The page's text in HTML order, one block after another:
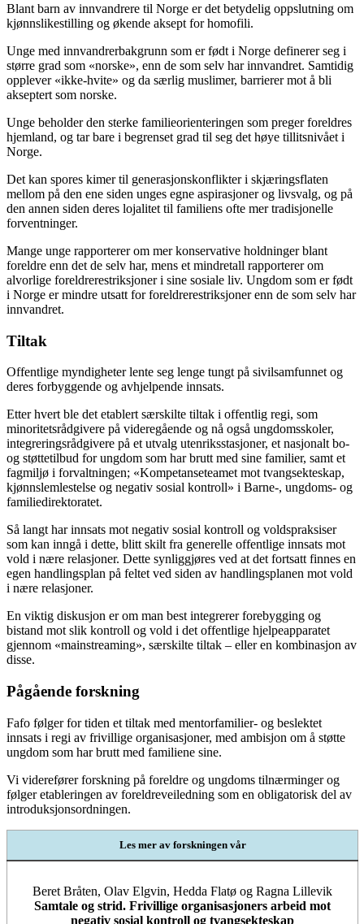
Blant barn av innvandrere til Norge er det betydelig oppslutning om
kjønnslikestilling og økende aksept for homofili.
Unge med innvandrerbakgrunn som er født i Norge definerer seg i
større grad som «norske», enn de som selv har innvandret. Samtidig
opplever «ikke-hvite» og da særlig muslimer, barrierer mot å bli
akseptert som norske.
Unge beholder den sterke familieorienteringen som preger foreldres
hjemland, og tar bare i begrenset grad til seg det høye tillitsnivået i
Norge.
Det kan spores kimer til generasjonskonflikter i skjæringsflaten
mellom på den ene siden unges egne aspirasjoner og livsvalg, og på
den annen siden deres lojalitet til familiens ofte mer tradisjonelle
forventninger.
Mange unge rapporterer om mer konservative holdninger blant
foreldre enn det de selv har, mens et mindretall rapporterer om
alvorlige foreldrerestriksjoner i sine sosiale liv. Ungdom som er født
i Norge er mindre utsatt for foreldrerestriksjoner enn de som selv har
innvandret.
Tiltak
Offentlige myndigheter lente seg lenge tungt på sivilsamfunnet og
deres forbyggende og avhjelpende innsats.
Etter hvert ble det etablert særskilte tiltak i offentlig regi, som
minoritetsrådgivere på videregående og nå også ungdomsskoler,
integreringsrådgivere på et utvalg utenriksstasjoner, et nasjonalt bo-
og støttetilbud for ungdom som har brutt med sine familier, samt et
fagmiljø i forvaltningen; «Kompetanseteamet mot tvangsekteskap,
kjønnslemlestelse og negativ sosial kontroll» i Barne-, ungdoms- og
familiedirektoratet.
Så langt har innsats mot negativ sosial kontroll og voldspraksiser
som kan inngå i dette, blitt skilt fra generelle offentlige innsats mot
vold i nære relasjoner. Dette synliggjøres ved at det fortsatt finnes en
egen handlingsplan på feltet ved siden av handlingsplanen mot vold
i nære relasjoner.
En viktig diskusjon er om man best integrerer forebygging og
bistand mot slik kontroll og vold i det offentlige hjelpeapparatet
gjennom «mainstreaming», særskilte tiltak – eller en kombinasjon av
disse.
Pågående forskning
Fafo følger for tiden et tiltak med mentorfamilier- og beslektet
innsats i regi av frivillige organisasjoner, med ambisjon om å støtte
ungdom som har brutt med familiene sine.
Vi viderefører forskning på foreldre og ungdoms tilnærminger og
følger etableringen av foreldreveiledning som en obligatorisk del av
introduksjonsordningen.
Les mer av forskningen vår
Beret Bråten, Olav Elgvin, Hedda Flatø og Ragna Lillevik
Samtale og strid. Frivillige organisasjoners arbeid mot
negativ sosial kontroll og tvangsekteskap